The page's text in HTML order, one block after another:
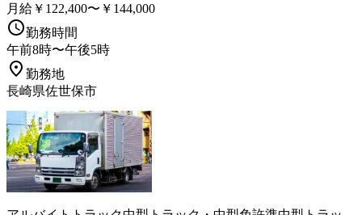
月給￥122,400〜￥144,000
勤務時間
午前8時〜午後5時
勤務地
長崎県佐世保市